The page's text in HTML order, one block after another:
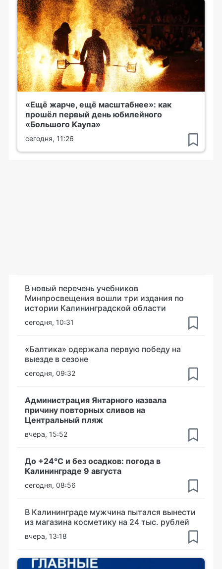
«Ещё жарче, ещё масштабнее»: как
прошёл первый день юбилейного
«Большого Каупа»
сегодня, 11:26
В новый перечень учебников
Минпросвещения вошли три издания по
истории Калининградской области
сегодня, 10:31
«Балтика» одержала первую победу на
выезде в сезоне
сегодня, 09:32
Администрация Янтарного назвала
причину повторных сливов на
Центральный пляж
вчера, 15:52
До +24°С и без осадков: погода в
Калининграде 9 августа
сегодня, 08:56
В Калининграде мужчина пытался вынести
из магазина косметику на 24 тыс. рублей
вчера, 13:18